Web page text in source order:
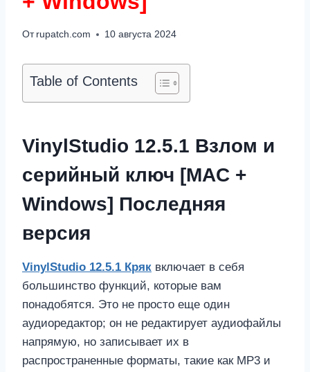
От rupatch.com 10 августа 2024
Table of Contents
VinylStudio 12.5.1 Взлом и
серийный ключ [MAC +
Windows] Последняя
версия
VinylStudio 12.5.1 Кряк включает в себя
большинство функций, которые вам
понадобятся. Это не просто еще один
аудиоредактор; он не редактирует аудиофайлы
напрямую, но записывает их в
распространенные форматы, такие как MP3 и